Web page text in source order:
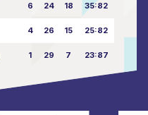
6 24 18 35:82
4 26 15 25:82
1 29 7 23:87